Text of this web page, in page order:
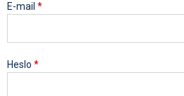
E-mail *
Heslo *